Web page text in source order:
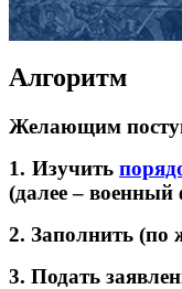
Алгоритм
Желающим
1. Изучить
(далее – военный
2. Заполнить
3. Подать